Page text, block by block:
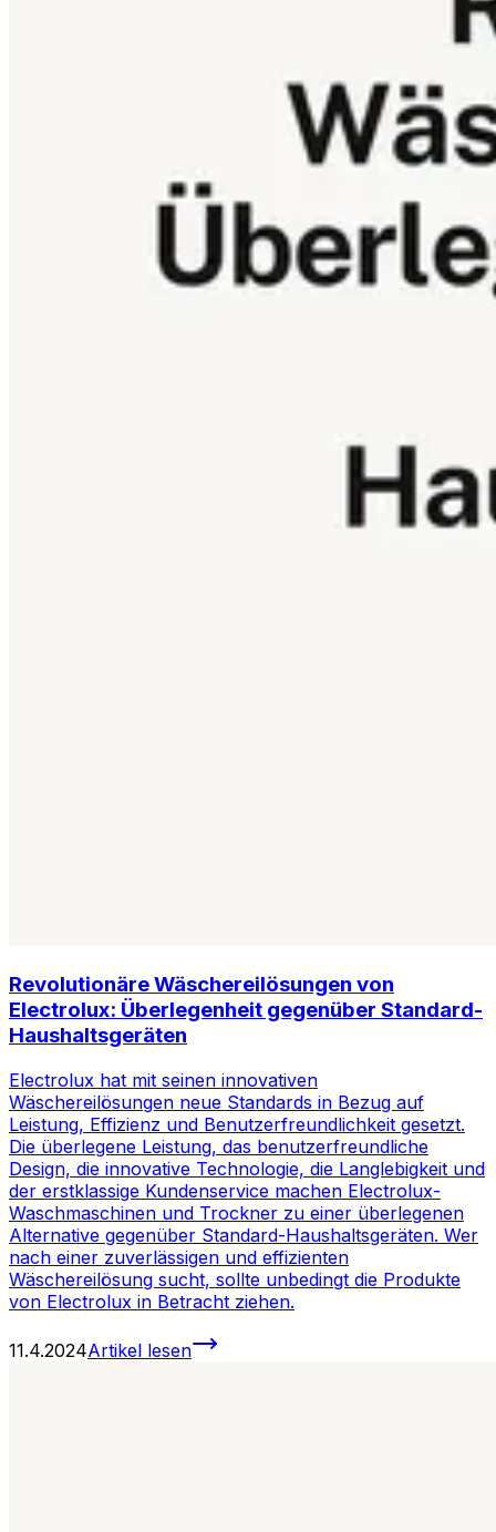
Revolutionäre Wäschereilösungen von
Electrolux: Überlegenheit gegenüber Standard-
Haushaltsgeräten
Electrolux hat mit seinen innovativen
Wäschereilösungen neue Standards in Bezug auf
Leistung, Effizienz und Benutzerfreundlichkeit gesetzt.
Die überlegene Leistung, das benutzerfreundliche
Design, die innovative Technologie, die Langlebigkeit und
der erstklassige Kundenservice machen Electrolux-
Waschmaschinen und Trockner zu einer überlegenen
Alternative gegenüber Standard-Haushaltsgeräten. Wer
nach einer zuverlässigen und effizienten
Wäschereilösung sucht, sollte unbedingt die Produkte
von Electrolux in Betracht ziehen.
11.4.2024Artikel lesen